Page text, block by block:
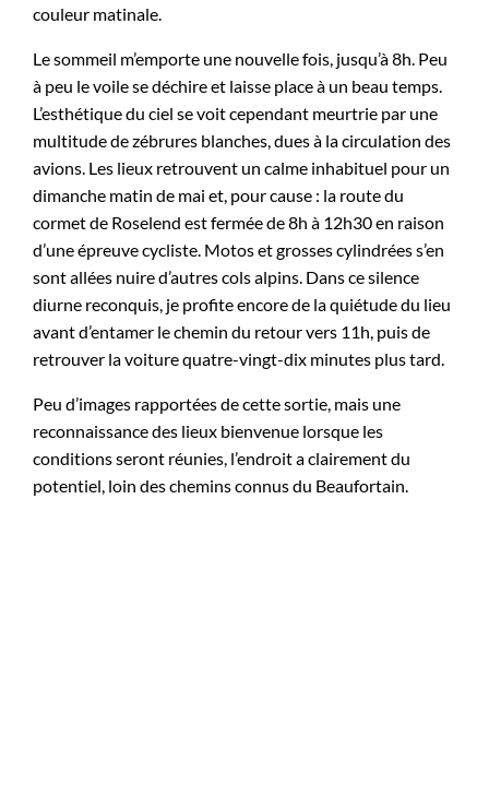
couleur matinale.
Le sommeil m’emporte une nouvelle fois, jusqu’à 8h. Peu
à peu le voile se déchire et laisse place à un beau temps.
L’esthétique du ciel se voit cependant meurtrie par une
multitude de zébrures blanches, dues à la circulation des
avions. Les lieux retrouvent un calme inhabituel pour un
dimanche matin de mai et, pour cause : la route du
cormet de Roselend est fermée de 8h à 12h30 en raison
d’une épreuve cycliste. Motos et grosses cylindrées s’en
sont allées nuire d’autres cols alpins. Dans ce silence
diurne reconquis, je profite encore de la quiétude du lieu
avant d’entamer le chemin du retour vers 11h, puis de
retrouver la voiture quatre-vingt-dix minutes plus tard.
Peu d’images rapportées de cette sortie, mais une
reconnaissance des lieux bienvenue lorsque les
conditions seront réunies, l’endroit a clairement du
potentiel, loin des chemins connus du Beaufortain.